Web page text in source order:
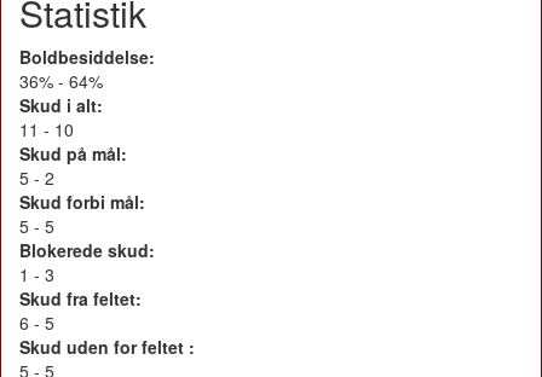
Statistik
Boldbesiddelse:
36% - 64%
Skud i alt:
11 - 10
Skud på mål:
5 - 2
Skud forbi mål:
5 - 5
Blokerede skud:
1 - 3
Skud fra feltet:
6 - 5
Skud uden for feltet :
5 - 5